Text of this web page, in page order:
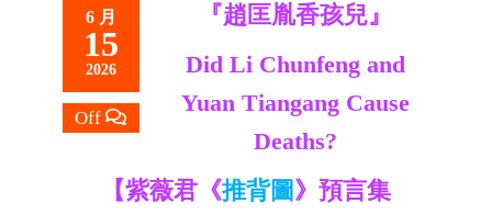
6 月
15
2026
Off
『趙匡胤香孩兒』
Did Li Chunfeng and
Yuan Tiangang Cause
Deaths?
【紫薇君《推背圖》預言集